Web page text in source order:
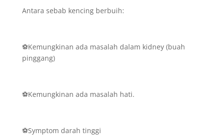
Antara sebab kencing berbuih:
⚽Kemungkinan ada masalah dalam kidney (buah
pinggang)
⚽Kemungkinan ada masalah hati.
⚽Symptom darah tinggi